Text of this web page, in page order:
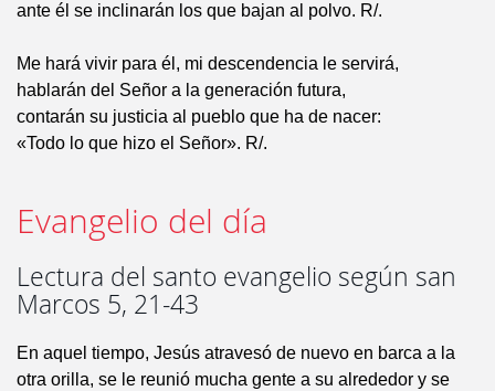
ante él se inclinarán los que bajan al polvo. R/.
Me hará vivir para él, mi descendencia le servirá,
hablarán del Señor a la generación futura,
contarán su justicia al pueblo que ha de nacer:
«Todo lo que hizo el Señor». R/.
Evangelio del día
Lectura del santo evangelio según san
Marcos 5, 21-43
En aquel tiempo, Jesús atravesó de nuevo en barca a la
otra orilla, se le reunió mucha gente a su alrededor y se